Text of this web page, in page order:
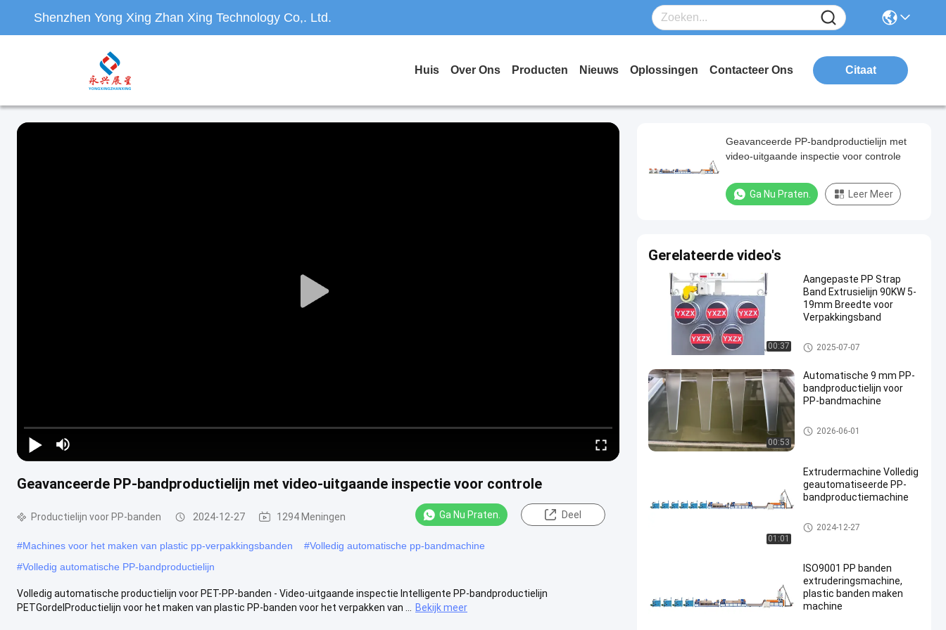
Shenzhen Yong Xing Zhan Xing Technology Co,. Ltd.
Huis Over Ons Producten Nieuws Oplossingen Contacteer Ons Citaat
Geavanceerde PP-bandproductielijn met video-uitgaande inspectie voor controle
Productielijn voor PP-banden 2024-12-27 1294 Meningen Ga Nu Praten. Deel
#Machines voor het maken van plastic pp-verpakkingsbanden #Volledig automatische pp-bandmachine
#Volledig automatische PP-bandproductielijn
Volledig automatische productielijn voor PET-PP-banden - Video-uitgaande inspectie Intelligente PP-bandproductielijn
PETGordelProductielijn voor het maken van plastic PP-banden voor het verpakken van ...
Bekijk meer
Geavanceerde PP-bandproductielijn met
video-uitgaande inspectie voor controle
Ga Nu Praten. Leer Meer
Gerelateerde video's
00:37
Aangepaste PP Strap
Band Extrusielijn 90KW 5-
19mm Breedte voor
Verpakkingsband
PP-stropband-extrusielijn
2025-07-07
00:53
Automatische 9 mm PP-
bandproductielijn voor
PP-bandmachine
PP-bandmachine
2026-06-01
01:01
Extrudermachine Volledig
geautomatiseerde PP-
bandproductiemachine
Productielijn voor PP-banden
2024-12-27
ISO9001 PP banden
extruderingsmachine,
plastic banden maken
machine